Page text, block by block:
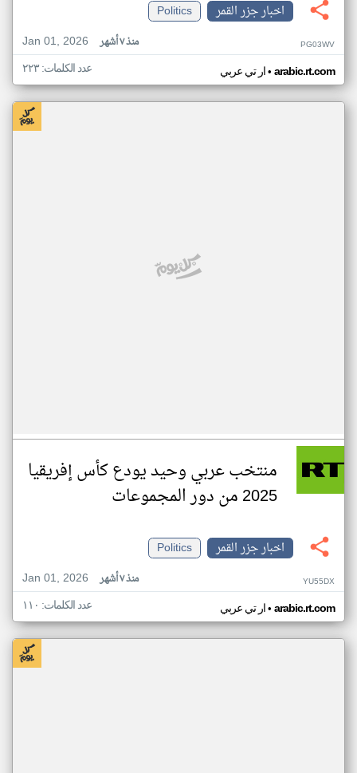
اخبار جزر القمر
Politics
Jan 01, 2026
منذ ٧ أشهر PG03WV
ار تي عربي• arabic.rt.com عدد الكلمات: ٢٢٣
منتخب عربي وحيد يودع كأس إفريقيا
2025 من دور المجموعات
اخبار جزر القمر
Politics
Jan 01, 2026
منذ ٧ أشهر YU55DX
ار تي عربي• arabic.rt.com عدد الكلمات: ١١٠